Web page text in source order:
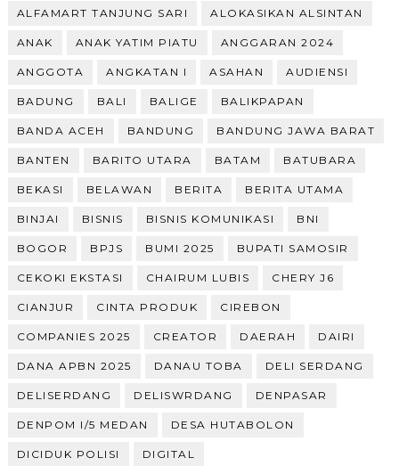
ALFAMART TANJUNG SARI ALOKASIKAN ALSINTAN
ANAK ANAK YATIM PIATU ANGGARAN 2024
ANGGOTA ANGKATAN I ASAHAN AUDIENSI
BADUNG BALI BALIGE BALIKPAPAN
BANDA ACEH BANDUNG BANDUNG JAWA BARAT
BANTEN BARITO UTARA BATAM BATUBARA
BEKASI BELAWAN BERITA BERITA UTAMA
BINJAI BISNIS BISNIS KOMUNIKASI BNI
BOGOR BPJS BUMI 2025 BUPATI SAMOSIR
CEKOKI EKSTASI CHAIRUM LUBIS CHERY J6
CIANJUR CINTA PRODUK CIREBON
COMPANIES 2025 CREATOR DAERAH DAIRI
DANA APBN 2025 DANAU TOBA DELI SERDANG
DELISERDANG DELISWRDANG DENPASAR
DENPOM I/5 MEDAN DESA HUTABOLON
DICIDUK POLISI DIGITAL